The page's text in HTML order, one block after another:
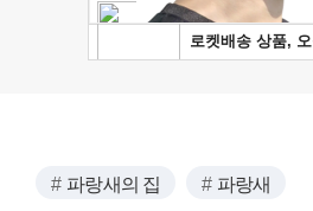
파랑새의 집 파랑새